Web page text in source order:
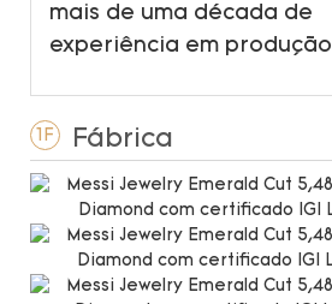
mais de uma década de
experiência em produção
1F Fábrica